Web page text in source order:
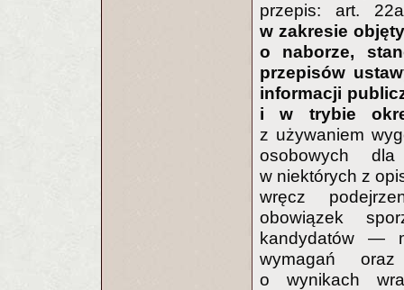
przepis: art.
w zakresie
o naborze,
przepisów
informacji
i w trybie
z używaniem
osobowych dla
w niektórych z
wręcz
obowiązek
kandydatów —
wymagań oraz
o wynikach